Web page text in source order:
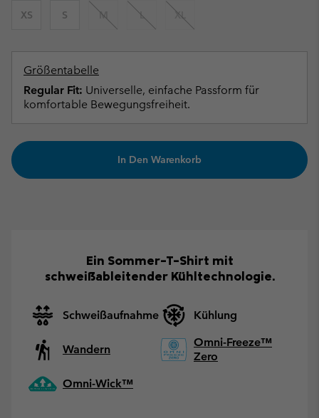
XS S M L XL
Größentabelle
Regular Fit: Universelle, einfache Passform für
komfortable Bewegungsfreiheit.
In Den Warenkorb
Ein Sommer-T-Shirt mit
schweißableitender Kühltechnologie.
Schweißaufnahme Kühlung
Wandern
Omni-Freeze™
Zero
Omni-Wick™